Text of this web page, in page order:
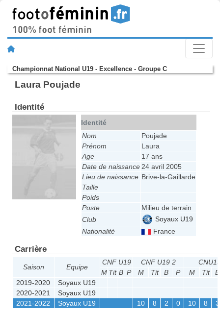
Championnat National U19 - Excellence - Groupe C
Laura Poujade
Identité
Identité
Nom
Poujade
Prénom
Laura
Age
17 ans
Date de naissance 24 avril 2005
Lieu de naissance Brive-la-Gaillarde
Taille
Poids
Poste
Milieu de terrain
Club
Soyaux U19
Nationalité
France
Carrière
Saison Equipe
CNF U19 CNF U19 2
M Tit B P M Tit B P M Tit
B
2019-2020
Soyaux U19
2020-2021
Soyaux U19
2021-2022
Soyaux U19 10 8 2 0 10 8 3